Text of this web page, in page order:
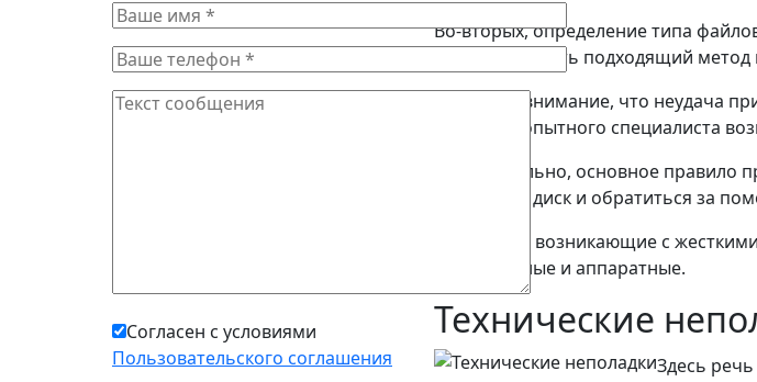
Во-вторых, определение типа
следует выбрать подходящий
Обратите внимание, что неудача
наиболее опытного специалиста
Следовательно, основное
отключить диск и обратиться за
Проблемы, возникающие с
программные и аппаратные.
Технические
Здесь
Согласен с условиями
Пользовательского соглашения